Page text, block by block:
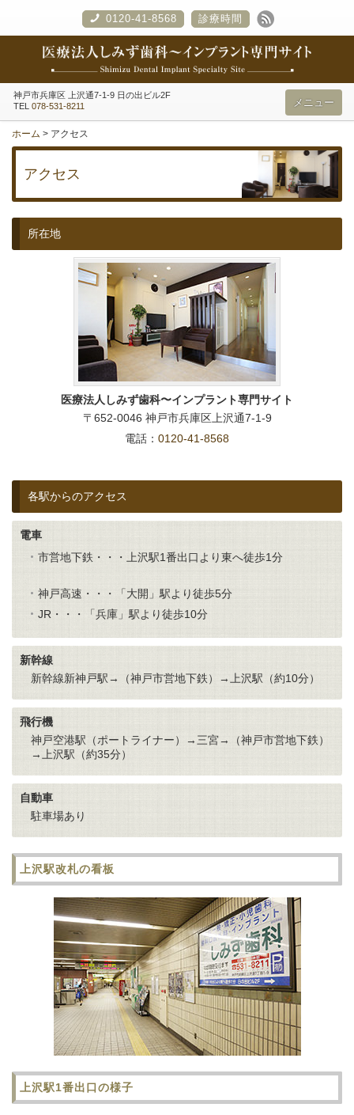
0120-41-8568 診療時間
神戸市兵庫区
上沢通7-1-9 日の出ビル2F
TEL 078-531-8211 メニュー
ホーム > アクセス
アクセス
所在地
医療法人しみず歯科〜インプラント専門サイト
〒652-0046 神戸市兵庫区上沢通7-1-9
電話： 0120-41-8568
各駅からのアクセス
電車
市営地下鉄・・・上沢駅1番出口より東へ徒歩1分
神戸高速・・・「大開」駅より徒歩5分
JR・・・「兵庫」駅より徒歩10分
新幹線
新幹線新神戸駅→（神戸市営地下鉄）→上沢駅（約10分）
飛行機
神戸空港駅（ポートライナー）→三宮→（神戸市営地下鉄）
→上沢駅（約35分）
自動車
駐車場あり
上沢駅改札の看板
上沢駅1番出口の様子